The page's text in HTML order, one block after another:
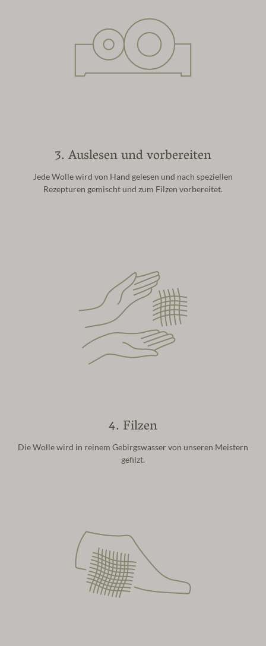
3. Auslesen und vorbereiten
Jede Wolle wird von Hand gelesen und nach speziellen
Rezepturen gemischt und zum Filzen vorbereitet.
4. Filzen
Die Wolle wird in reinem Gebirgswasser von unseren Meistern
gefilzt.